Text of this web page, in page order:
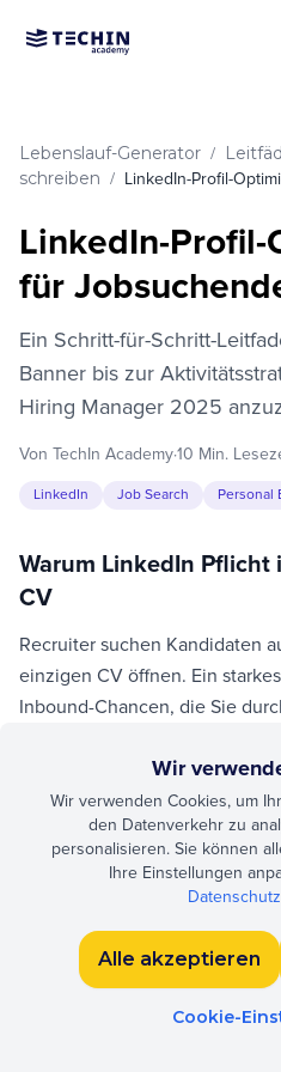
Lebenslauf-Generator /
schreiben / LinkedIn-Profil-
LinkedIn-
für
Ein Schritt-für-Schritt-
Banner bis zur
Hiring Manager 2025
Von TechIn Academy·10 Min.
LinkedIn Job Search Personal
Warum LinkedIn
CV
Recruiter suchen Kandidaten
einzigen CV öffnen. Ein
Inbound-Chancen, die Sie
LinkedIn-Absenz keine
aktiv Abwesenheit.
Die Headline: 220
[Spezialität]
Profilfoto und Banner
Wir
Wir verwenden Cookies, um
den Datenverkehr zu
personalisieren. Sie können
Ihre Einstellungen
Alle akzeptieren
Cookie-